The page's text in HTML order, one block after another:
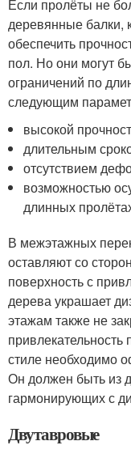
Если пролёты не
деревянные балки,
обеспечить
пол. Но они могут
ограничений по
следующим
высокой
длительным
отсутствием
возможностью
длинных
В межэтажных
оставляют со
поверхность с
дерева украшает
этажам также не
стиле необходимо
Он должен быть из
гармонирующих с
Двутавровые